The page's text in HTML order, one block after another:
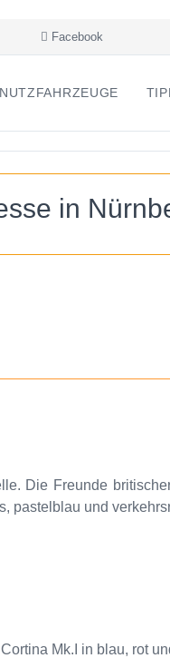
Facebook
NUTZFAHRZEUGE
in
Die Freunde
pastelblau und
Mk.I in blau, rot